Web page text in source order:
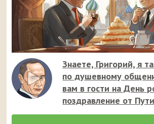
Знаете, Григорий, я
по душевному
вам в гости на День
поздравление от